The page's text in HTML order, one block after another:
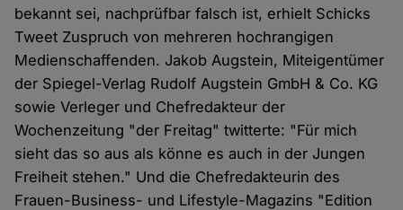
bekannt sei, nachprüfbar falsch ist, erhielt Schicks
Tweet Zuspruch von mehreren hochrangigen
Medienschaffenden. Jakob Augstein, Miteigentümer
der Spiegel-Verlag Rudolf Augstein GmbH & Co. KG
sowie Verleger und Chefredakteur der
Wochenzeitung "der Freitag" twitterte: "Für mich
sieht das so aus als könne es auch in der Jungen
Freiheit stehen." Und die Chefredakteurin des
Frauen-Business- und Lifestyle-Magazins "Edition